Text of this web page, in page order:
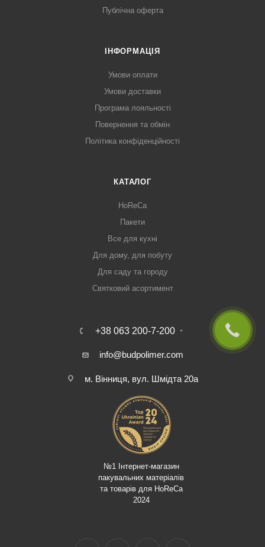
Публічна оферта
ІНФОРМАЦІЯ
Умови оплати
Умови доставки
Програма лояльності
Повернення та обмін
Політика конфіденційності
КАТАЛОГ
HoReCa
Пакети
Все для кухні
Для дому, для побуту
Для саду та городу
Святковий асортимент
+38 063 200-7-200
info@budpolimer.com
м. Вінниця, вул. Шмідта 20а
№1 Інтернет-магазин
пакувальних матеріалів
та товарів для HoReCa
2024